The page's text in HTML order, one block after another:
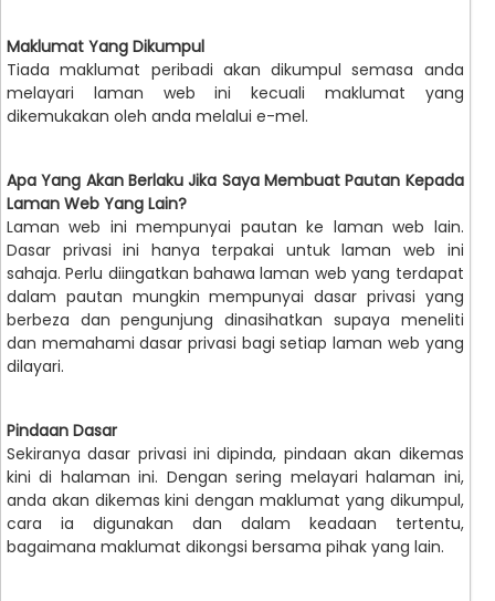
Maklumat Yang Dikumpul
Tiada maklumat peribadi akan dikumpul semasa anda
melayari laman web ini kecuali maklumat yang
dikemukakan oleh anda melalui e-mel.
Apa Yang Akan Berlaku Jika Saya Membuat Pautan Kepada
Laman Web Yang Lain?
Laman web ini mempunyai pautan ke laman web lain.
Dasar privasi ini hanya terpakai untuk laman web ini
sahaja. Perlu diingatkan bahawa laman web yang terdapat
dalam pautan mungkin mempunyai dasar privasi yang
berbeza dan pengunjung dinasihatkan supaya meneliti
dan memahami dasar privasi bagi setiap laman web yang
dilayari.
Pindaan Dasar
Sekiranya dasar privasi ini dipinda, pindaan akan dikemas
kini di halaman ini. Dengan sering melayari halaman ini,
anda akan dikemas kini dengan maklumat yang dikumpul,
cara ia digunakan dan dalam keadaan tertentu,
bagaimana maklumat dikongsi bersama pihak yang lain.